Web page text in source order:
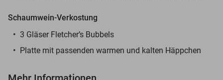
Schaumwein-Verkostung
3 Gläser Fletcher’s Bubbels
Platte mit passenden warmen und kalten Häppchen